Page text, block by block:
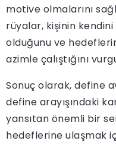
motive olmalarını
rüyalar, kişinin
olduğunu ve
azimle çalıştığını
Sonuç olarak, define
define arayışındaki
yansıtan önemli bir
hedeflerine ulaşmak